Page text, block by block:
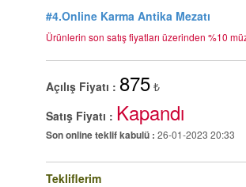
#4.Online Karma Antika Mezatı
Ürünlerin son satış fiyatları üzerinden %10
Açılış Fiyatı : 875 ₺
Satış Fiyatı : Kapandı
Son online teklif kabulü : 26-01-2023 20:33
Tekliflerim